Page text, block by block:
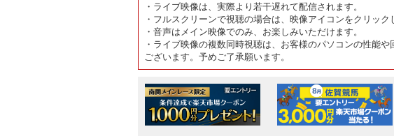
・ライブ映像は、実際より若干遅れて配信されます。
・フルスクリーンで視聴の場合は、映像アイコンをクリック
・音声はメイン映像でのみ、お楽しみいただけます。
・ライブ映像の複数同時視聴は、お客様のパソコンの性能
ございます。予めご了承願います。